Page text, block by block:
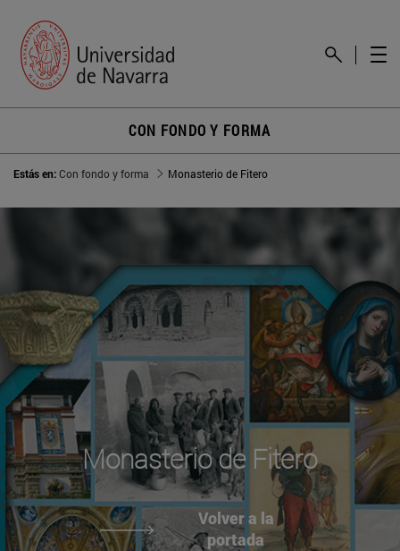
CON FONDO Y FORMA
Estás en:Con fondo y forma Monasterio de Fitero
Monasterio de Fitero
Volver a la
portada